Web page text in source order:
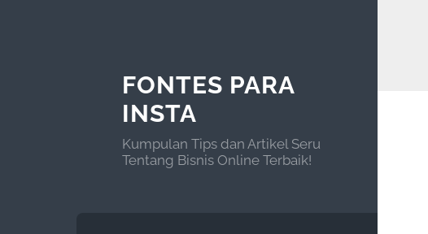
FONTES PARA
INSTA
Kumpulan Tips dan Artikel Seru
Tentang Bisnis Online Terbaik!